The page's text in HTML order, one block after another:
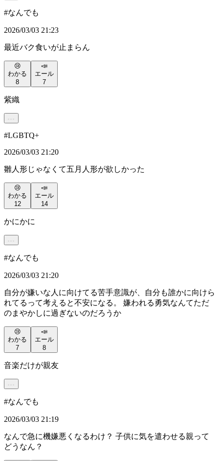
#なんでも
2026/03/03 21:23
最近バク食いが止まらん
😢
わかる
8
📣
エール
7
紫織
#LGBTQ+
2026/03/03 21:20
雛人形じゃなくて五月人形が欲しかった
😢
わかる
12
📣
エール
14
かにかに
#なんでも
2026/03/03 21:20
自分が嫌いな人に向けてる苦手意識が、自分も誰かに向けら
れてるって考えると不安になる。 嫌われる勇気なんてただ
のまやかしに過ぎないのだろうか
😢
わかる
7
📣
エール
8
音楽だけが親友
#なんでも
2026/03/03 21:19
なんで急に機嫌悪くなるわけ？ 子供に気を遣わせる親って
どうなん？